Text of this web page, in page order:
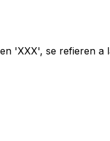
'XXX', se refieren a